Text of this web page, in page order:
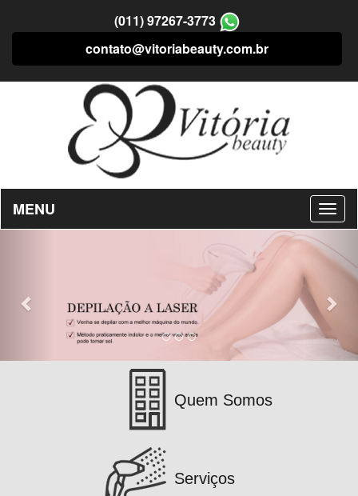
(011) 97267-3773
contato@vitoriabeauty.com.br
MENU
Quem Somos
Serviços